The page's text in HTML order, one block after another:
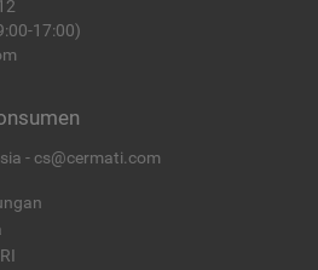
17:00)
- cs@cermati.com